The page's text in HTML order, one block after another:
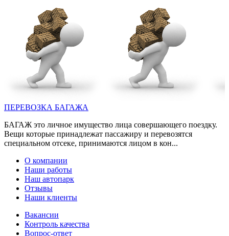
ПЕРЕВОЗКА БАГАЖА
БАГАЖ это личное имущество лица совершающего поездку.
Вещи которые принадлежат пассажиру и перевозятся
специальном отсеке, принимаются лицом в кон...
О компании
Наши работы
Наш автопарк
Отзывы
Наши клиенты
Вакансии
Контроль качества
Вопрос-ответ